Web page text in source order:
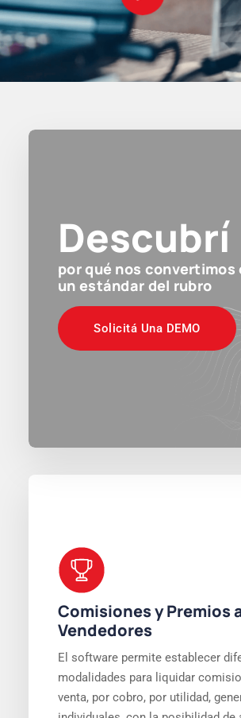
Descubrí
por qué nos convertimos
un estándar del rubro
Solicitá Una DEMO
Comisiones y Premios
Vendedores
El software permite establecer
modalidades para liquidar
venta, por cobro, por utilidad,